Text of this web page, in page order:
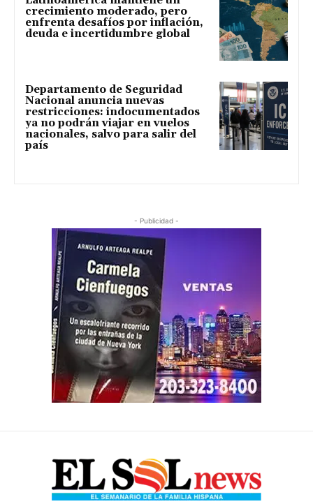
crecimiento moderado, pero
enfrenta desafíos por inflación,
deuda e incertidumbre global
Departamento de Seguridad
Nacional anuncia nuevas
restricciones: indocumentados
ya no podrán viajar en vuelos
nacionales, salvo para salir del
país
- Publicidad -